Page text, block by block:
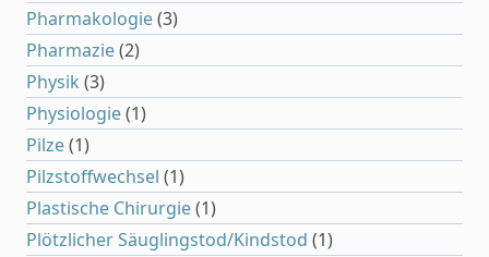
Pharmakologie(3)
Pharmazie(2)
Physik (3)
Physiologie(1)
Pilze(1)
Pilzstoffwechsel (1)
Plastische Chirurgie(1)
Plötzlicher Säuglingstod/Kindstod (1)